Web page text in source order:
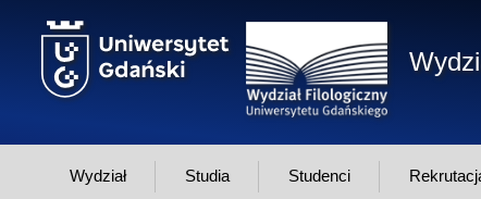
Wydział Studia Studenci